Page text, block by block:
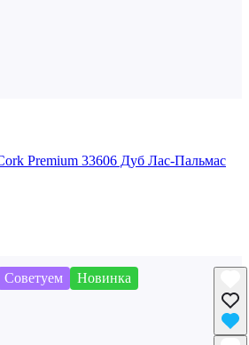
Premium 33606 Дуб Лас-Пальмас
Советуем
Новинка